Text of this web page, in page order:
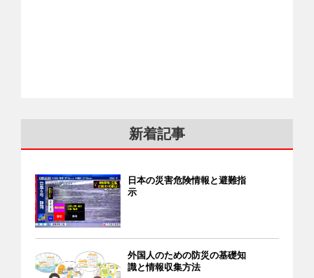
新着記事
日本の災害危険情報と避難指
示
外国人のための防災の基礎知
識と情報収集方法